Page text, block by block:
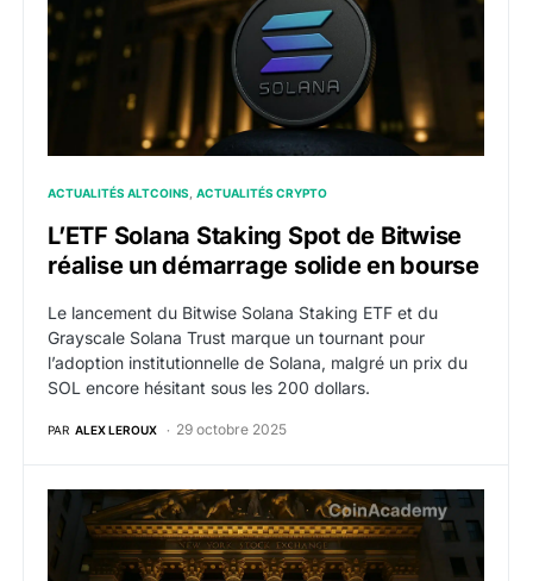
ACTUALITÉS ALTCOINS ACTUALITÉS CRYPTO
L’ETF Solana Staking Spot de Bitwise
réalise un démarrage solide en bourse
Le lancement du Bitwise Solana Staking ETF et du
Grayscale Solana Trust marque un tournant pour
l’adoption institutionnelle de Solana, malgré un prix du
SOL encore hésitant sous les 200 dollars.
PAR ALEX LEROUX 29 octobre 2025
La Bourse de New York lance les premiers ETFs